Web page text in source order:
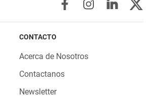
CONTACTO
Acerca de Nosotros
Contactanos
Newsletter